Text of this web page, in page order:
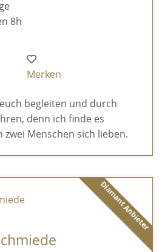
8h
Merken
begleiten und durch
denn ich finde es
Menschen sich lieben.
Diamant Anbieter